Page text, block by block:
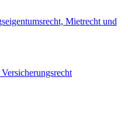
Mietrecht und